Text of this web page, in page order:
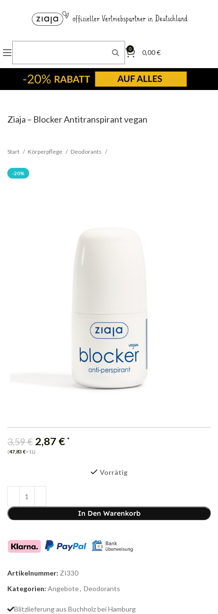
0 0,00€
Ziaja – Blocker Antitranspirant vegan
Start Körperpflege Deodorants
-20%
3,59€ 2,87 € *
(47,83 €=1L)
Vorrätig
In Den Warenkorb
Artikelnummer: ZI330
Kategorien: Angebote, Deodorants
Blitzlieferung aus Buchholz bei Hamburg